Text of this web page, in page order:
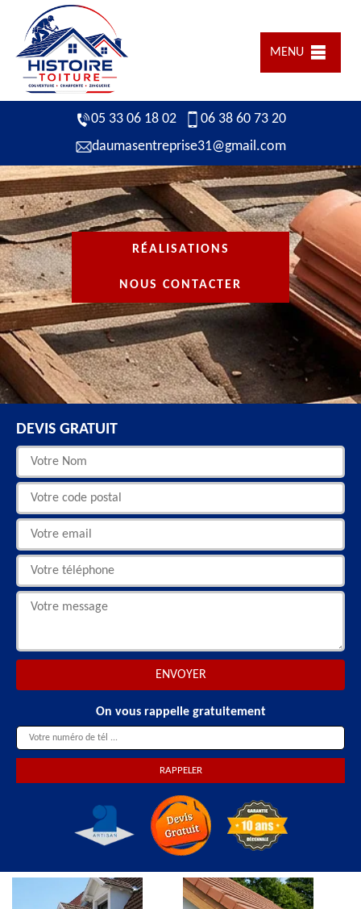
MENU
05 33 06 18 02
06 38 60 73 20
daumasentreprise31@gmail.com
RÉALISATIONS
NOUS CONTACTER
DEVIS GRATUIT
On vous rappelle gratuitement